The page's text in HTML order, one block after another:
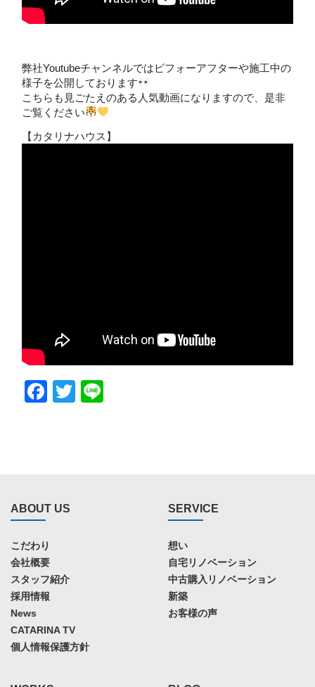
弊社Youtubeチャンネルではビフォーアフターや施工中の
様子を公開しております
こちらも見ごたえのある人気動画になりますので、是非
ご覧ください
【カタリナハウス】
Facebook
Twitter
ABOUT US
こだわり
会社概要
スタッフ紹介
採用情報
News
CATARINA TV
個人情報保護方針
SERVICE
想い
自宅リノベーション
中古購入リノベーション
新築
お客様の声